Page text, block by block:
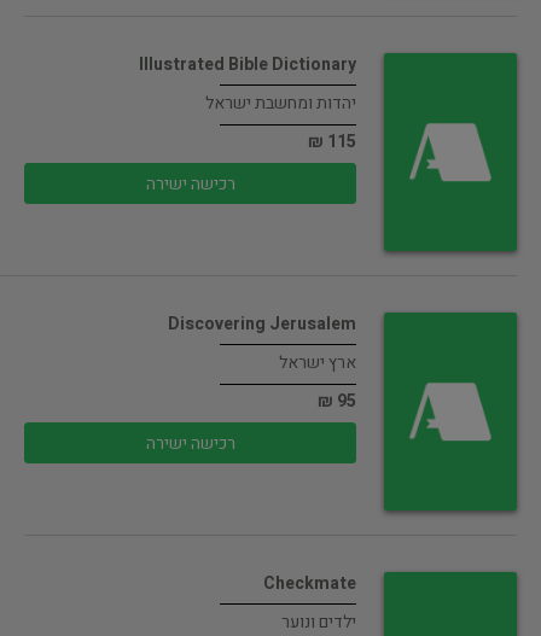
Illustrated Bible Dictionary
יהדות ומחשבת ישראל
115 ₪
רכישה ישירה
Discovering Jerusalem
ארץ ישראל
95 ₪
רכישה ישירה
Checkmate
ילדים ונוער